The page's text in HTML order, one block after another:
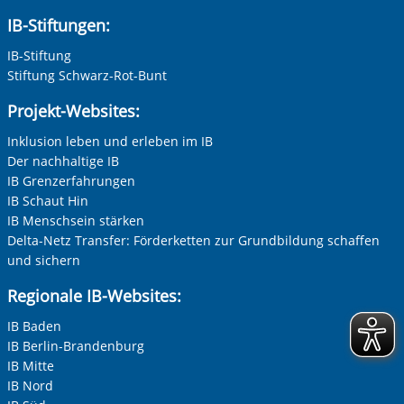
IB-Stiftungen:
IB-Stiftung
Stiftung Schwarz-Rot-Bunt
Projekt-Websites:
Inklusion leben und erleben im IB
Der nachhaltige IB
IB Grenzerfahrungen
IB Schaut Hin
IB Menschsein stärken
Delta-Netz Transfer: Förderketten zur Grundbildung schaffen
und sichern
Regionale IB-Websites:
IB Baden
IB Berlin-Brandenburg
IB Mitte
IB Nord